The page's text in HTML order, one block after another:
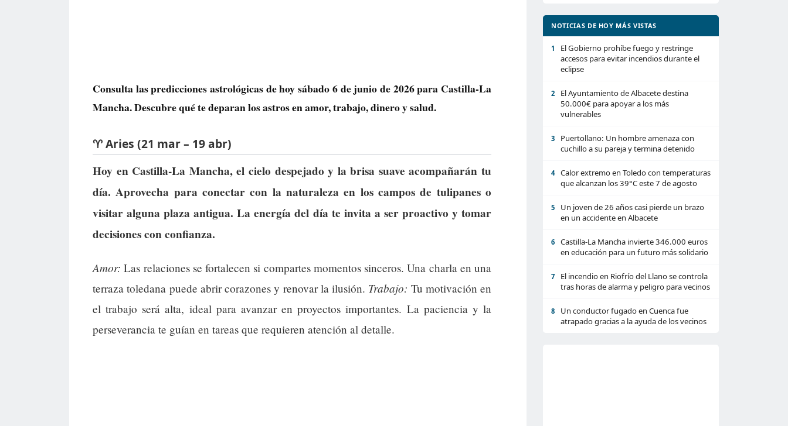
Consulta las predicciones astrológicas de hoy sábado 6 de junio de 2026 para Castilla-La
Mancha. Descubre qué te deparan los astros en amor, trabajo, dinero y salud.
♈ Aries (21 mar – 19 abr)
Hoy en Castilla-La Mancha, el cielo despejado y la brisa suave acompañarán tu
día. Aprovecha para conectar con la naturaleza en los campos de tulipanes o
visitar alguna plaza antigua. La energía del día te invita a ser proactivo y tomar
decisiones con confianza.
Amor: Las relaciones se fortalecen si compartes momentos sinceros. Una charla en una
terraza toledana puede abrir corazones y renovar la ilusión. Trabajo: Tu motivación en
el trabajo será alta, ideal para avanzar en proyectos importantes. La paciencia y la
perseverancia te guían en tareas que requieren atención al detalle.
NOTICIAS DE HOY MÁS VISTAS
1
El Gobierno prohíbe fuego y restringe
accesos para evitar incendios durante el
eclipse
2
El Ayuntamiento de Albacete destina
50.000€ para apoyar a los más
vulnerables
3
Puertollano: Un hombre amenaza con
cuchillo a su pareja y termina detenido
4
Calor extremo en Toledo con temperaturas
que alcanzan los 39°C este 7 de agosto
5
Un joven de 26 años casi pierde un brazo
en un accidente en Albacete
6
Castilla-La Mancha invierte 346.000 euros
en educación para un futuro más solidario
7
El incendio en Riofrío del Llano se controla
tras horas de alarma y peligro para vecinos
8
Un conductor fugado en Cuenca fue
atrapado gracias a la ayuda de los vecinos